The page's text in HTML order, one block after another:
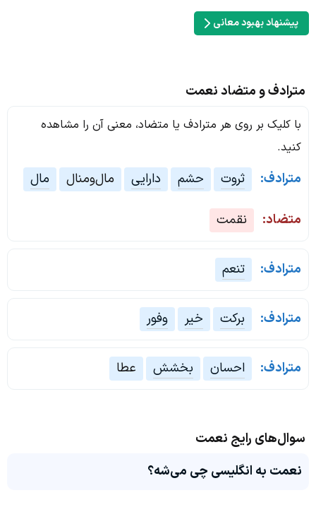
پیشنهاد بهبود معانی
مترادف و متضاد نعمت
با کلیک بر روی هر مترادف یا متضاد، معنی آن را مشاهده
کنید.
مترادف: ثروت حشم دارایی مال‌ومنال مال
متضاد: نقمت
مترادف: تنعم
مترادف: برکت خیر وفور
مترادف: احسان بخشش عطا
سوال‌های رایج نعمت
نعمت به انگلیسی چی می‌شه؟